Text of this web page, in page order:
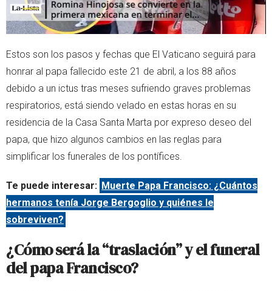
Estos son los pasos y fechas que El Vaticano seguirá para
honrar al papa fallecido este 21 de abril, a los 88 años
debido a un ictus tras meses sufriendo graves problemas
respiratorios, está siendo velado en estas horas en su
residencia de la Casa Santa Marta por expreso deseo del
papa, que hizo algunos cambios en las reglas para
simplificar los funerales de los pontífices.
Te puede interesar: Muerte Papa Francisco: ¿Cuántos
hermanos tenía Jorge Bergoglio y quiénes le
sobreviven?
¿Cómo será la “traslación” y el funeral
del papa Francisco?